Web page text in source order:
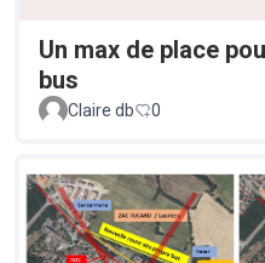
Un max de place
bus
Claire db 0